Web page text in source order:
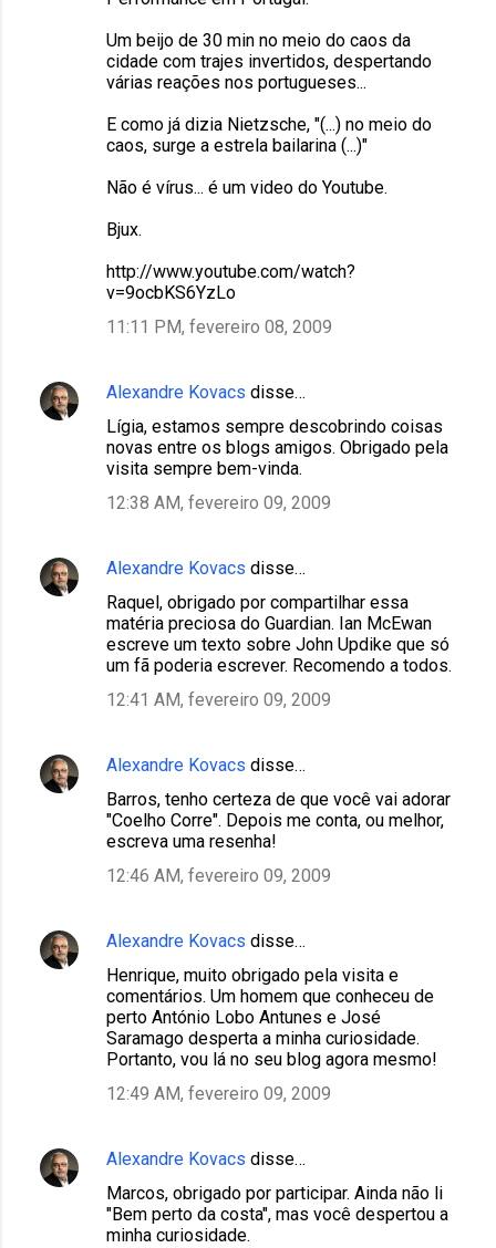
Um beijo de 30 min no meio do caos da
cidade com trajes invertidos, despertando
várias reações nos portugueses...
E como já dizia Nietzsche, "(...) no meio do
caos, surge a estrela bailarina (...)"
Não é vírus... é um video do Youtube.
Bjux.
http://www.youtube.com/watch?
v=9ocbKS6YzLo
11:11 PM, fevereiro 08, 2009
Alexandre Kovacs disse…
Lígia, estamos sempre descobrindo coisas
novas entre os blogs amigos. Obrigado pela
visita sempre bem-vinda.
12:38 AM, fevereiro 09, 2009
Alexandre Kovacs disse…
Raquel, obrigado por compartilhar essa
matéria preciosa do Guardian. Ian McEwan
escreve um texto sobre John Updike que só
um fã poderia escrever. Recomendo a todos.
12:41 AM, fevereiro 09, 2009
Alexandre Kovacs disse…
Barros, tenho certeza de que você vai adorar
"Coelho Corre". Depois me conta, ou melhor,
escreva uma resenha!
12:46 AM, fevereiro 09, 2009
Alexandre Kovacs disse…
Henrique, muito obrigado pela visita e
comentários. Um homem que conheceu de
perto António Lobo Antunes e José
Saramago desperta a minha curiosidade.
Portanto, vou lá no seu blog agora mesmo!
12:49 AM, fevereiro 09, 2009
Alexandre Kovacs disse…
Marcos, obrigado por participar. Ainda não li
"Bem perto da costa", mas você despertou a
minha curiosidade.